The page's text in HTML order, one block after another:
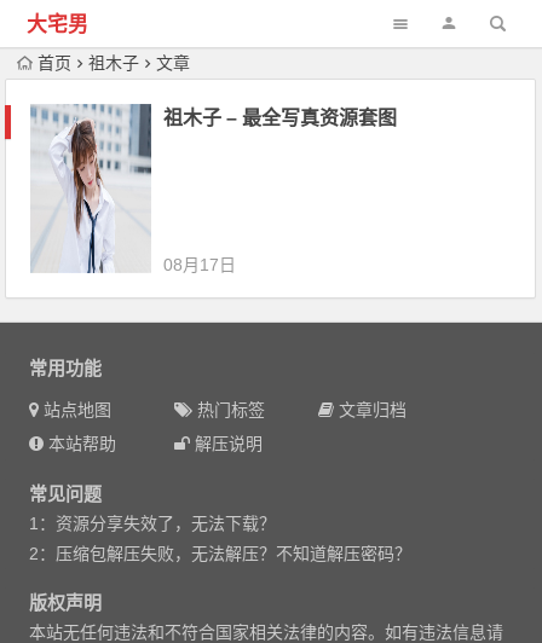
大宅男
首页 祖木子 文章
祖木子 – 最全写真资源套图
08月17日
常用功能
站点地图 热门标签
文章归档
本站帮助
解压说明
常见问题
1：资源分享失效了，无法下载？
2：压缩包解压失败，无法解压？不知道解压密码？
版权声明
本站无任何违法和不符合国家相关法律的内容。如有违法信息请